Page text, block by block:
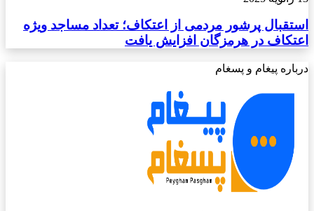
استقبال پرشور مردمی از اعتکاف؛ تعداد مساجد ویژه
اعتکاف در هرمزگان افزایش یافت
درباره پیغام و پسغام